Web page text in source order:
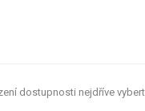
dostupnosti nejdříve